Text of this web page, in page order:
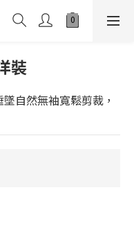
裝
自然無袖寬鬆剪裁，